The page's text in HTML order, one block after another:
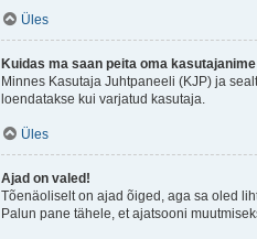
Üles
Kuidas ma saan peita oma
Minnes Kasutaja Juhtpaneeli (KJP) ja
loendatakse kui varjatud kasutaja.
Üles
Ajad on valed!
Tõenäoliselt on ajad õiged, aga sa oled
Palun pane tähele, et ajatsooni